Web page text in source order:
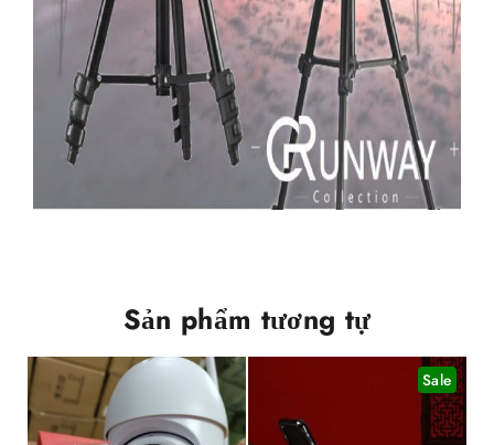
Sản phẩm tương tự
Sale